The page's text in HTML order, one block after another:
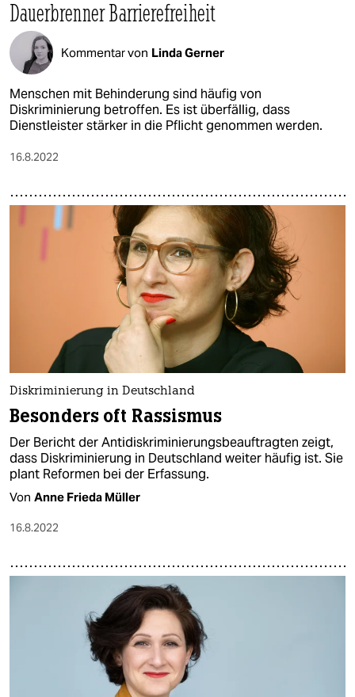
Dauerbrenner Barrierefreiheit
Kommentar von Linda Gerner
Menschen mit Behinderung sind häufig von
Diskriminierung betroffen. Es ist überfällig, dass
Dienstleister stärker in die Pflicht genommen werden.
16.8.2022
Diskriminierung in Deutschland
Besonders oft Rassismus
Der Bericht der Antidiskriminierungsbeauftragten zeigt,
dass Diskriminierung in Deutschland weiter häufig ist. Sie
plant Reformen bei der Erfassung.
Von Anne Frieda Müller
16.8.2022